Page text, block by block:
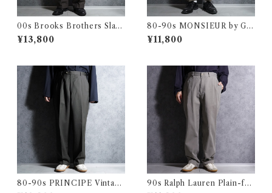
00s Brooks Brothers Slack
s Wool Trousers Houndsto
oth ブルックス・ブラザーズ
¥13,800
80-90s MONSIEUR by GI
VENCHY Vintage Slacks W
ool Trousers Made in USA
アメリカ製
¥11,800
80-90s PRINCIPE Vintage
90s Ralph Lauren Plain-fro